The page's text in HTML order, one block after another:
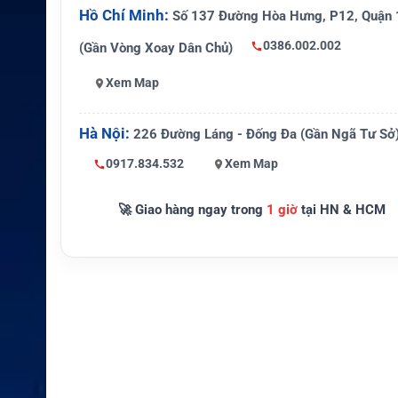
Pin
Lithium Primary, LiMnO2, thay
Trọng lượng
155g
Hồ Chí Minh: Số 137 Đường Hòa Hưng, P12, Quận
(Gần Vòng Xoay Dân Chủ)
0386.002.002
Xem Map
Hà Nội: 226 Đường Láng - Đống Đa (Gần Ngã Tư
0917.834.532 Xem Map
🚀 Giao hàng ngay trong 1 giờtại HN & HCM